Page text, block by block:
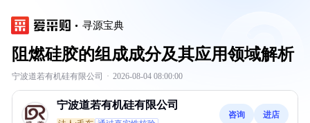
寻源宝典
阻燃硅胶的组成成分及其应用领域解析
宁波道若有机硅有限公司 · 2026-08-04 08:00:00
宁波道若有机硅有限公司
咨询 进店